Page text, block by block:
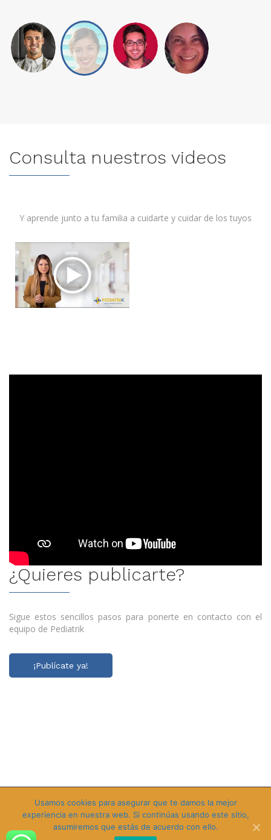
Consulta nuestros videos
Y aprende junto a tu familia a cuidarte y cuidar de los tuyos
¿Quieres publicarte?
Sigue estos sencillos pasos para ponerte en contacto con el
equipo de Pediatrik
¡Publícate ya!
Copyright © 2020 Pediatrik, todos los derechos reservados |Aviso
de privacidad| Sitio desarrollado por
Usamos cookies para asegurar que te damos la mejor
experiencia en nuestra web. Si continúas usando este sitio,
asumiremos que estás de acuerdo con ello.